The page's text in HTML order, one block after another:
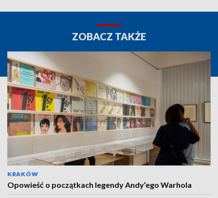
ZOBACZ TAKŻE
KRAKÓW
Opowieść o początkach legendy Andy’ego Warhola